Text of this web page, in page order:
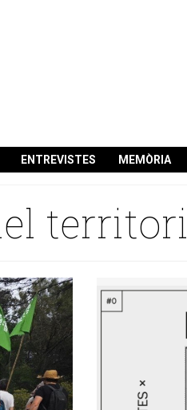
ENTREVISTES MEMÒRIA
territori